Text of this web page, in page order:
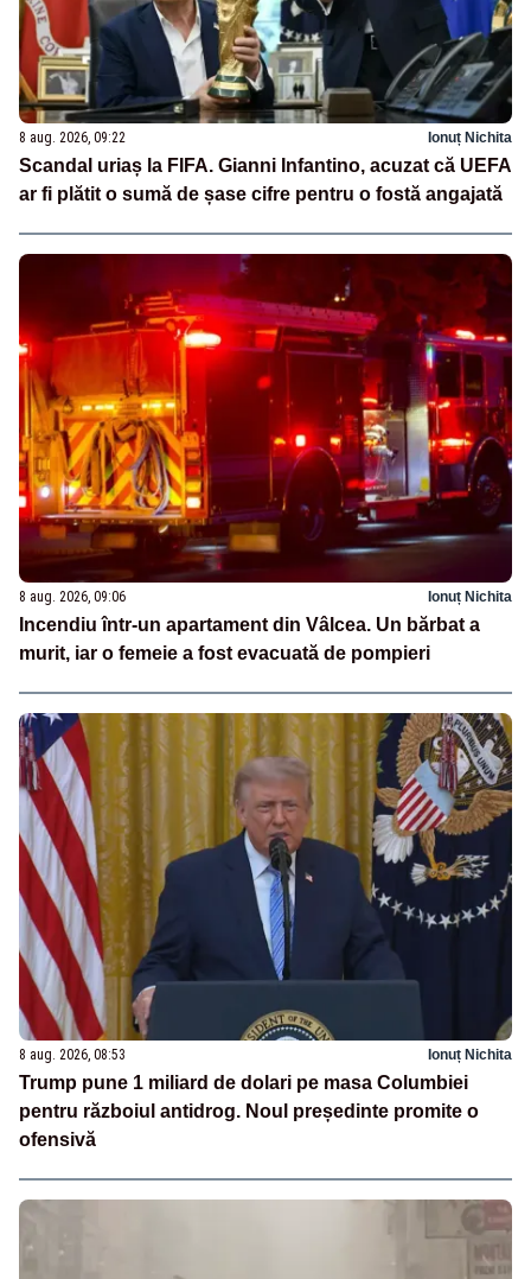
8 aug. 2026, 09:22 Ionuț Nichita
Scandal uriaș la FIFA. Gianni Infantino, acuzat că UEFA
ar fi plătit o sumă de șase cifre pentru o fostă angajată
8 aug. 2026, 09:06 Ionuț Nichita
Incendiu într-un apartament din Vâlcea. Un bărbat a
murit, iar o femeie a fost evacuată de pompieri
8 aug. 2026, 08:53 Ionuț Nichita
Trump pune 1 miliard de dolari pe masa Columbiei
pentru războiul antidrog. Noul președinte promite o
ofensivă